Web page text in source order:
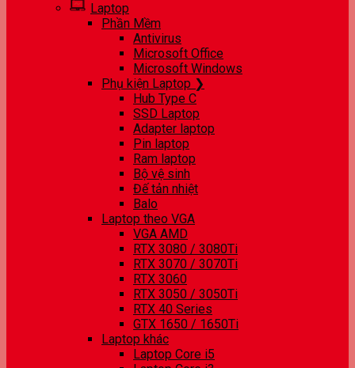
Laptop
Phần Mềm
Antivirus
Microsoft Office
Microsoft Windows
Phụ kiện Laptop ❯
Hub Type C
SSD Laptop
Adapter laptop
Pin laptop
Ram laptop
Bộ vệ sinh
Đế tản nhiệt
Balo
Laptop theo VGA
VGA AMD
RTX 3080 / 3080Ti
RTX 3070 / 3070Ti
RTX 3060
RTX 3050 / 3050Ti
RTX 40 Series
GTX 1650 / 1650Ti
Laptop khác
Laptop Core i5